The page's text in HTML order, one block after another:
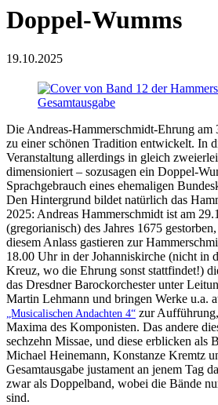
Doppel-Wumms
19.10.2025
Die Andreas-Hammerschmidt-Ehrung am
zu einer schönen Tradition entwickelt. In
Veranstaltung allerdings in gleich
dimensioniert – sozusagen ein Doppel-
Sprachgebrauch eines ehemaligen
Den Hintergrund bildet natürlich das
2025: Andreas Hammerschmidt ist am
(gregorianisch) des Jahres 1675
diesem Anlass gastieren zur
18.00 Uhr in der Johanniskirche (nicht in
Kreuz, wo die Ehrung sonst stattfindet!)
das Dresdner Barockorchester unter
Martin Lehmann und bringen Werke u.a.
„Musicalischen Andachten 4“ zur
Maxima des Komponisten. Das andere
sechzehn Missae, und diese erblicken als
Michael Heinemann, Konstanze Kremtz
Gesamtausgabe justament an jenem Tag
zwar als Doppelband, wobei die Bände
sind.